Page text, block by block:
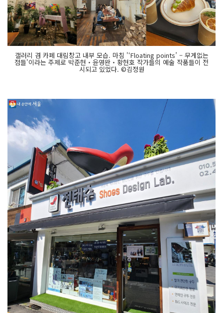
갤러리 겸 카페 대림창고 내부 모습. 마침 '‘Floating points’ – 무게없는
점들'이라는 주제로 박준현‧윤영완‧황현호 작가들의 예술 작품들이 전
시되고 있었다. ©김정원